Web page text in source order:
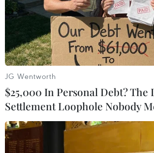
JG Wentworth
$25,000 In Personal Debt? The
Settlement Loophole Nobody